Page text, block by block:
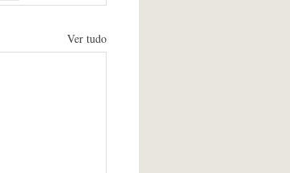
Ver tudo